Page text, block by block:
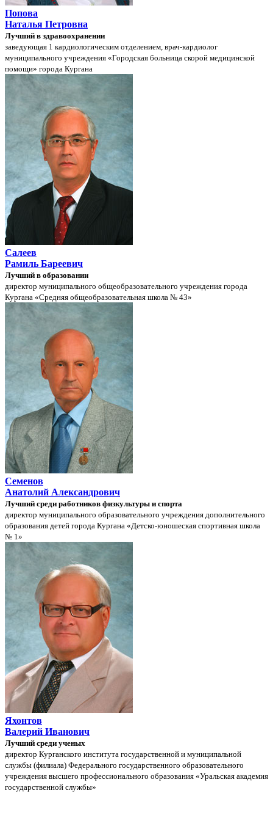
Попова
Наталья Петровна
Лучший в здравоохранении
заведующая 1 кардиологическим отделением, врач-кардиолог
муниципального учреждения «Городская больница скорой медицинской
помощи» города Кургана
Салеев
Рамиль Бареевич
Лучший в образовании
директор муниципального общеобразовательного учреждения города
Кургана «Средняя общеобразовательная школа № 43»
Семенов
Анатолий Александрович
Лучший среди работников физкультуры и спорта
директор муниципального образовательного учреждения дополнительного
образования детей города Кургана «Детско-юношеская спортивная школа
№ 1»
Яхонтов
Валерий Иванович
Лучший среди ученых
директор Курганского института государственной и муниципальной
службы (филиала) Федерального государственного образовательного
учреждения высшего профессионального образования «Уральская академия
государственной службы»